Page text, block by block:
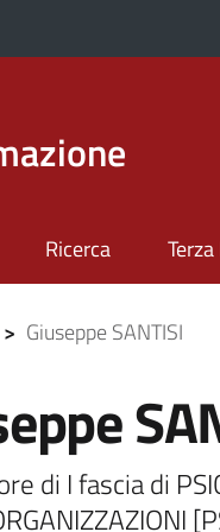
Ricerca
> Giuseppe SANTISI
di I fascia di